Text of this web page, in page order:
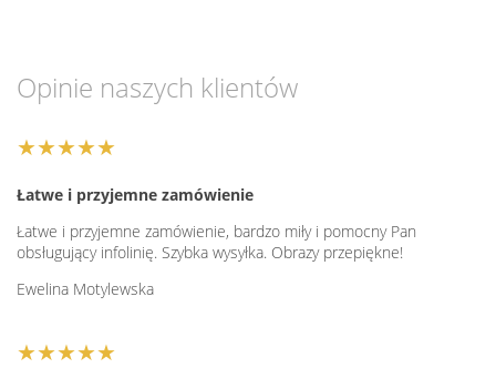
Opinie naszych klientów
★★★★★
Łatwe i przyjemne zamówienie
Łatwe i przyjemne zamówienie, bardzo miły i pomocny Pan
obsługujący infolinię. Szybka wysyłka. Obrazy przepiękne!
Ewelina Motylewska
★★★★★